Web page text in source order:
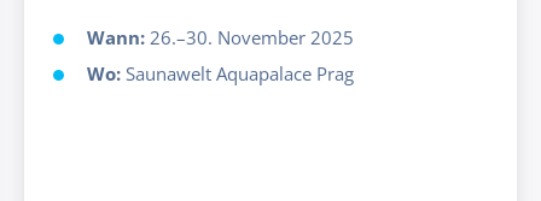
Wann: 26.–30. November 2025
Wo: Saunawelt Aquapalace Prag